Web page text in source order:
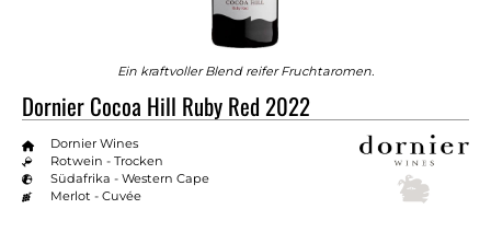
Ein kraftvoller Blend reifer Fruchtaromen.
Dornier Cocoa Hill Ruby Red 2022
Dornier Wines
Rotwein - Trocken
Südafrika - Western Cape
Merlot - Cuvée